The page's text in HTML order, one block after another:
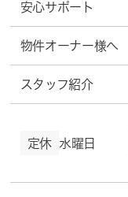
安心サポート
物件オーナー様へ
スタッフ紹介
定休 水曜日